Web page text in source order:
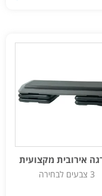
אירובית מקצועית
3 צבעים לבחירה